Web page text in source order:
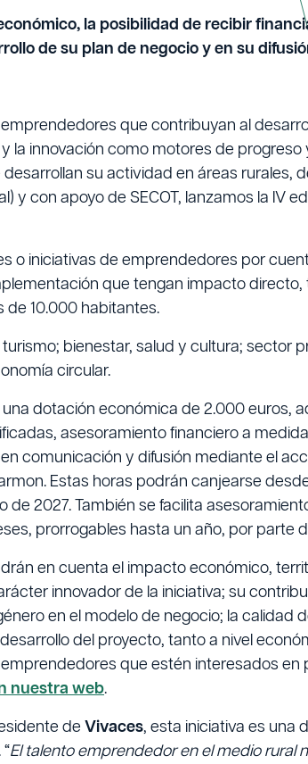
la posibilidad de recibir
de su plan de negocio y en su
que contribuyan al
la innovación como motores de
su actividad en áreas rurales,
y con apoyo de SECOT, lanzamos la IV
o iniciativas de emprendedores por
que tengan impacto
de 10.000 habitantes.
bienestar, salud y cultura; sector
circular.
dotación económica de 2.000 euros,
asesoramiento financiero a
comunicación y difusión mediante el
Estas horas podrán canjearse
2027. También se facilita
prorrogables hasta un año, por parte
en cuenta el impacto económico,
innovador de la iniciativa; su
en el modelo de negocio; la calidad
del proyecto, tanto a nivel
que estén interesados en
nuestra web.
de Vivaces, esta iniciativa es una
El talento emprendedor en el medio rural